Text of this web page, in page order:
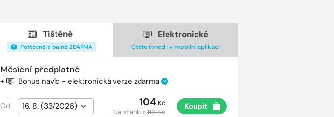
Tištěné
Poštovné a balné ZDARMA
Elektronické
Čtěte ihned i v mobilní aplikaci
Měsíční předplatné
+ Bonus navíc - elektronická verze zdarma ?
Od: 104Kč
Na stánku:113 Kč
Koupit